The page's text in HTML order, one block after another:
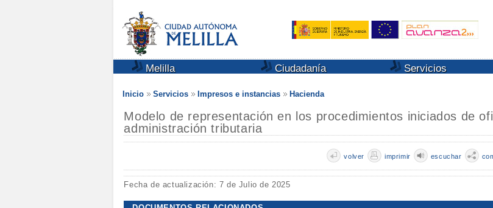
Melilla Ciudadanía Servicios
Inicio Servicios Impresos e instancias Hacienda
Modelo de representación en los procedimientos iniciados de
administración tributaria
escuchar
imprimir
volver
Fecha de actualización: 7 de Julio de 2025